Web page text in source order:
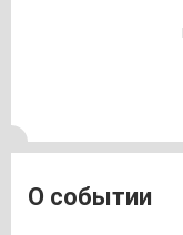
О событии